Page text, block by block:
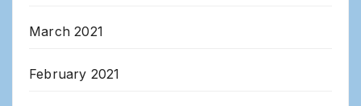
March 2021
February 2021